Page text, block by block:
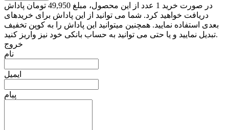
در صورت خرید 1 عدد از این محصول، مبلغ 49,950 تومان پاداش
دریافت خواهید کرد. شما می توانید از این پاداش برای خریدهای
بعدی استفاده نمایید. همچنین میتوانید این پاداش را به کوپن تخفیف
تبدیل نمایید و یا حتی می توانید به حساب بانکی خود نیز واریز کنید.
خروج
نام
ایمیل
پیام